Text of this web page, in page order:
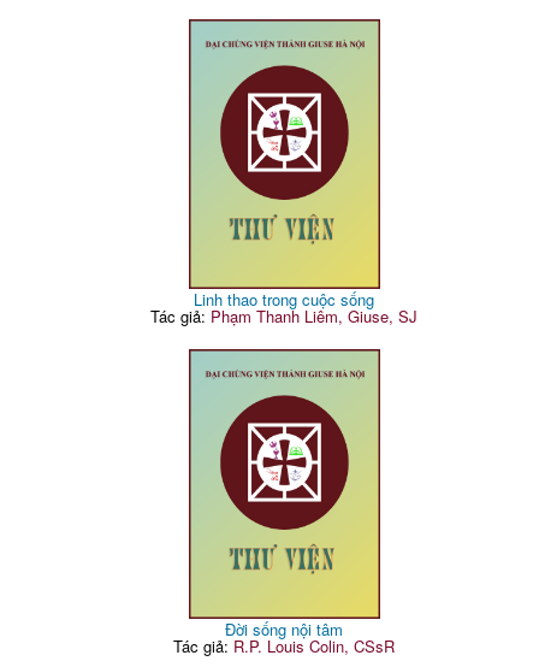
Linh thao trong cuộc sống
Tác giả: Phạm Thanh Liêm, Giuse, SJ
Đời sống nội tâm
Tác giả: R.P. Louis Colin, CSsR